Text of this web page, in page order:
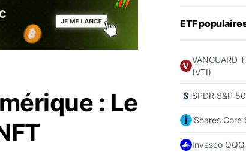
: Le
ETF
VANGUARD
(VTI)
SPDR S&P
iShares Core
Invesco